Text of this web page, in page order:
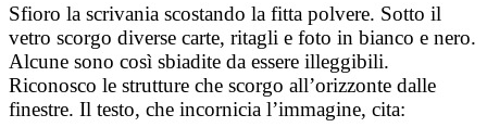
Sfioro la scrivania scostando la fitta polvere. Sotto il
vetro scorgo diverse carte, ritagli e foto in bianco e nero.
Alcune sono così sbiadite da essere illeggibili.
Riconosco le strutture che scorgo all’orizzonte dalle
finestre. Il testo, che incornicia l’immagine, cita: